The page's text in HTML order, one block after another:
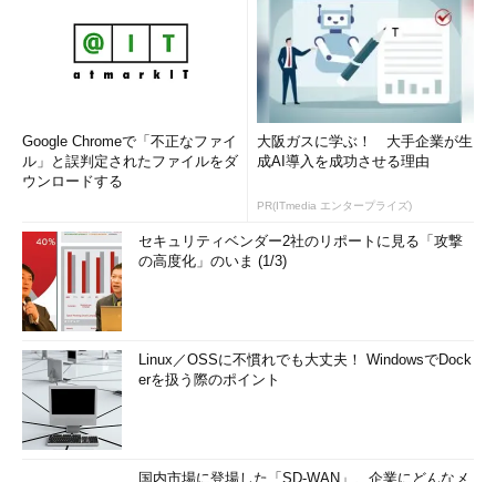
Google Chromeで「不正なファイ
ル」と誤判定されたファイルをダ
ウンロードする
大阪ガスに学ぶ！ 大手企業が生
成AI導入を成功させる理由
PR(ITmedia エンタープライズ)
セキュリティベンダー2社のリポートに見る「攻撃
の高度化」のいま (1/3)
Linux／OSSに不慣れでも大丈夫！ WindowsでDock
erを扱う際のポイント
国内市場に登場した「SD-WAN」、企業にどんなメ